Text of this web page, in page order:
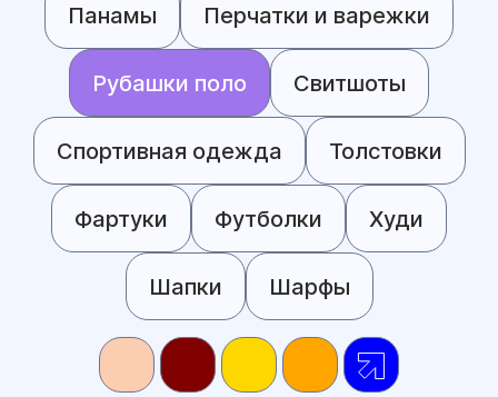
Панамы Перчатки и варежки
Рубашки поло Свитшоты
Спортивная одежда Толстовки
Фартуки Футболки Худи
Шапки Шарфы